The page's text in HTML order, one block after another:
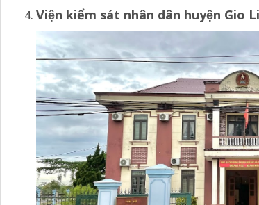
Viện kiểm sát nhân dân huyện Gio